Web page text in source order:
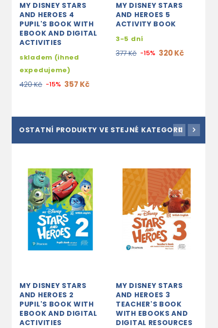
MY DISNEY STARS
AND HEROES 4
PUPIL'S BOOK WITH
EBOOK AND DIGITAL
ACTIVITIES
skladem (ihned
expedujeme)
420 Kč -15% 357 Kč
MY DISNEY STARS
AND HEROES 5
ACTIVITY BOOK
3-5 dní
377 Kč -15% 320 Kč
OSTATNÍ PRODUKTY VE STEJNÉ KATEGORII
MY DISNEY STARS
AND HEROES 2
PUPIL'S BOOK WITH
EBOOK AND DIGITAL
ACTIVITIES
MY DISNEY STARS
AND HEROES 3
TEACHER'S BOOK
WITH EBOOKS AND
DIGITAL RESOURCES